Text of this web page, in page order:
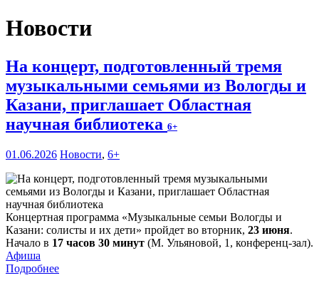
Новости
На концерт, подготовленный тремя
музыкальными семьями из Вологды и
Казани, приглашает Областная
научная библиотека 6+
01.06.2026 Новости, 6+
Концертная программа «Музыкальные семьи Вологды и
Казани: солисты и их дети» пройдет во вторник, 23 июня.
Начало в 17 часов 30 минут (М. Ульяновой, 1, конференц-зал).
Афиша
Подробнее